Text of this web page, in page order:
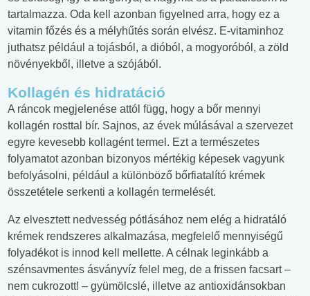
tartalmazza. Oda kell azonban figyelned arra, hogy ez a
vitamin főzés és a mélyhűtés során elvész. E-vitaminhoz
juthatsz például a tojásból, a dióból, a mogyoróból, a zöld
növényekből, illetve a szójából.
Kollagén és hidratáció
A ráncok megjelenése attól függ, hogy a bőr mennyi
kollagén rosttal bír. Sajnos, az évek múlásával a szervezet
egyre kevesebb kollagént termel. Ezt a természetes
folyamatot azonban bizonyos mértékig képesek vagyunk
befolyásolni, például a különböző bőrfiatalító krémek
összetétele serkenti a kollagén termelését.
Az elvesztett nedvesség pótlásához nem elég a hidratáló
krémek rendszeres alkalmazása, megfelelő mennyiségű
folyadékot is innod kell mellette. A célnak leginkább a
szénsavmentes ásványvíz felel meg, de a frissen facsart –
nem cukrozott! – gyümölcslé, illetve az antioxidánsokban